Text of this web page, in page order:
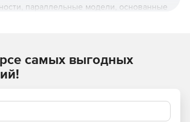
параллельные модели, основанные
масштабируется на нынешних и
Intel.
Intel C++ и Fortran,
библиотеки, параллельные
самых выгодных